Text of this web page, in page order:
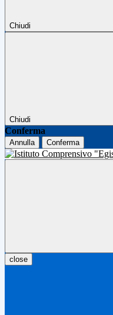
Chiudi
Chiudi
Conferma
Annulla Conferma
close